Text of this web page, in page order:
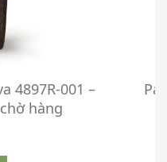
4897R-001 –
hàng